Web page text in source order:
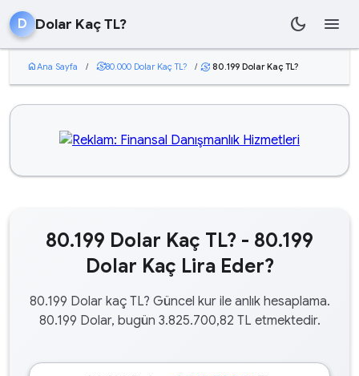
D Dolar Kaç TL? dark_mode menu
homeAna Sayfa / currency_exchange80.000 Dolar Kaç TL? / currency_exchange 80.199 Dolar Kaç TL?
80.199 Dolar Kaç TL? - 80.199
Dolar Kaç Lira Eder?
80.199 Dolar kaç TL? Güncel kur ile anlık hesaplama.
80.199 Dolar, bugün 3.825.700,82 TL etmektedir.